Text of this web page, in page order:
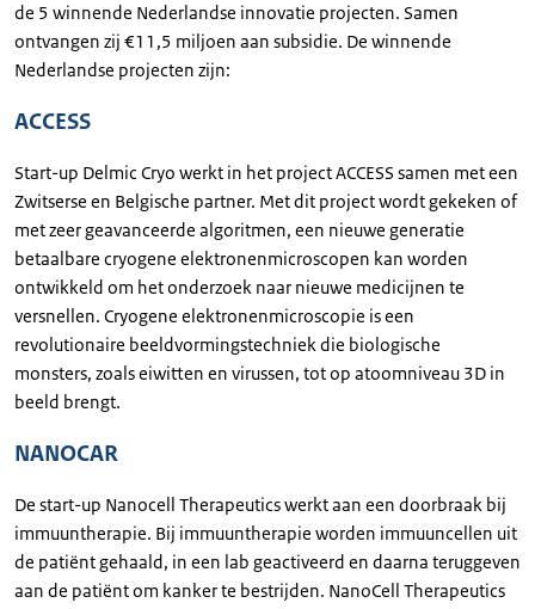
de 5 winnende Nederlandse innovatie projecten. Samen
ontvangen zij €11,5 miljoen aan subsidie. De winnende
Nederlandse projecten zijn:
ACCESS
Start-up Delmic Cryo werkt in het project ACCESS samen met een
Zwitserse en Belgische partner. Met dit project wordt gekeken of
met zeer geavanceerde algoritmen, een nieuwe generatie
betaalbare cryogene elektronenmicroscopen kan worden
ontwikkeld om het onderzoek naar nieuwe medicijnen te
versnellen. Cryogene elektronenmicroscopie is een
revolutionaire beeldvormingstechniek die biologische
monsters, zoals eiwitten en virussen, tot op atoomniveau 3D in
beeld brengt.
NANOCAR
De start-up Nanocell Therapeutics werkt aan een doorbraak bij
immuuntherapie. Bij immuuntherapie worden immuuncellen uit
de patiënt gehaald, in een lab geactiveerd en daarna teruggeven
aan de patiënt om kanker te bestrijden. NanoCell Therapeutics